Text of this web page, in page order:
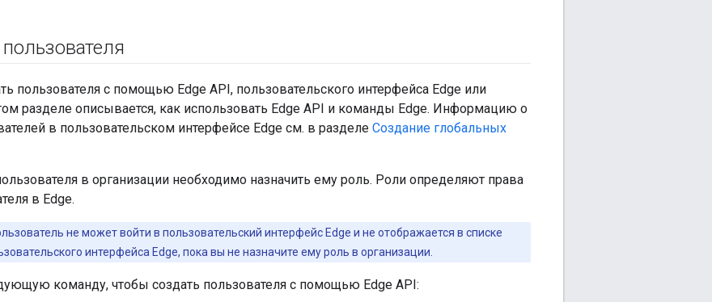
пользователя с помощью Edge API, пользовательского интерфейса Edge или
разделе описывается, как использовать Edge API и команды Edge. Информацию о
в пользовательском интерфейсе Edge см. в разделе Создание глобальных
в организации необходимо назначить ему роль. Роли определяют права
в Edge.
не может войти в пользовательский интерфейс Edge и не отображается в списке
интерфейса Edge, пока вы не назначите ему роль в организации.
команду, чтобы создать пользователя с помощью Edge API: